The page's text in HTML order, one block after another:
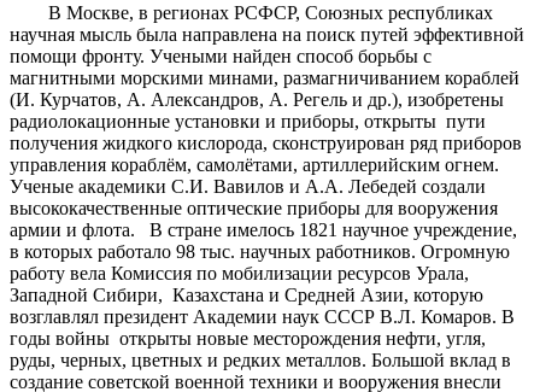
В Москве, в регионах РСФСР, Союзных республиках
научная мысль была направлена на поиск путей эффективной
помощи фронту. Учеными найден способ борьбы с
магнитными морскими минами, размагничиванием кораблей
(И. Курчатов, А. Александров, А. Регель и др.), изобретены
радиолокационные установки и приборы, открыты пути
получения жидкого кислорода, сконструирован ряд приборов
управления кораблём, самолётами, артиллерийским огнем.
Ученые академики С.И. Вавилов и А.А. Лебедей создали
высококачественные оптические приборы для вооружения
армии и флота. В стране имелось 1821 научное учреждение,
в которых работало 98 тыс. научных работников. Огромную
работу вела Комиссия по мобилизации ресурсов Урала,
Западной Сибири, Казахстана и Средней Азии, которую
возглавлял президент Академии наук СССР В.Л. Комаров. В
годы войны открыты новые месторождения нефти, угля,
руды, черных, цветных и редких металлов. Большой вклад в
создание советской военной техники и вооружения внесли